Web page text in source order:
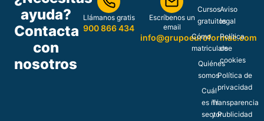
ayuda?
Contacta
con
nosotros
Llámanos gratis
900 866 434
Escríbenos un
email
info@grupoeuroformac.com
Cursos
gratuitos
Cómo
matricularse
Quiénes
somos
Cuál
es mi
sector
Aviso
legal
Política
de
cookies
Política de
privacidad
Transparencia
y Publicidad